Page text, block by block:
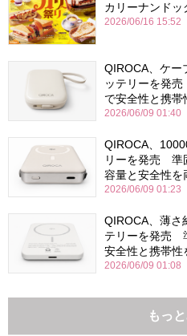
カリーナンド
2026/06/16 15:52
QIROCA、ケー
ッテリーを発
で安全性と携帯
2026/06/09 01:40
QIROCA、
リーを発売 準
容量と安全性を
2026/06/09 01:23
QIROCA、薄さ
テリーを発売
安全性と携帯性
2026/06/09 01:08
もっ